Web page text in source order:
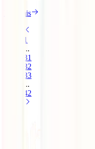
Ler mais
1
...
31
32
33
...
42